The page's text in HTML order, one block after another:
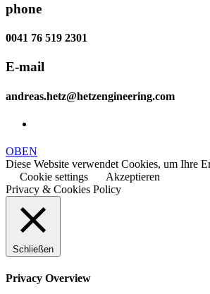
phone
0041 76 519 2301
E-mail
andreas.hetz@hetzengineering.com
OBEN
Diese Website verwendet Cookies, um Ihre
Cookie settings
Akzeptieren
Privacy & Cookies Policy
Schließen
Privacy Overview